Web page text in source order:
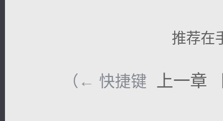
推荐在
（← 快捷键 上一章